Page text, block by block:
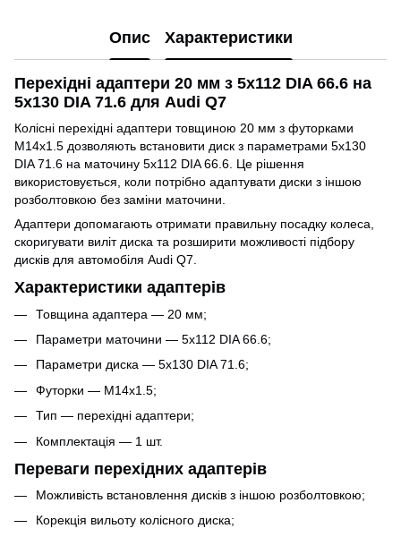
Опис Характеристики
Перехідні адаптери 20 мм з 5x112 DIA 66.6 на
5x130 DIA 71.6 для Audi Q7
Колісні перехідні адаптери товщиною 20 мм з футорками
M14x1.5 дозволяють встановити диск з параметрами 5x130
DIA 71.6 на маточину 5x112 DIA 66.6. Це рішення
використовується, коли потрібно адаптувати диски з іншою
розболтовкою без заміни маточини.
Адаптери допомагають отримати правильну посадку колеса,
скоригувати виліт диска та розширити можливості підбору
дисків для автомобіля Audi Q7.
Характеристики адаптерів
Товщина адаптера — 20 мм;
Параметри маточини — 5x112 DIA 66.6;
Параметри диска — 5x130 DIA 71.6;
Футорки — M14x1.5;
Тип — перехідні адаптери;
Комплектація — 1 шт.
Переваги перехідних адаптерів
Можливість встановлення дисків з іншою розболтовкою;
Корекція вильоту колісного диска;